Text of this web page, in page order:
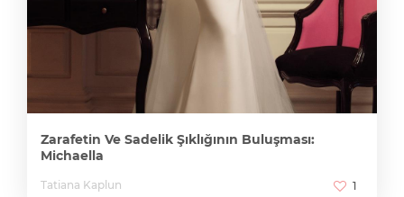
Zarafetin Ve Sadelik Şıklığının Buluşması:
Michaella
Tatiana Kaplun 1